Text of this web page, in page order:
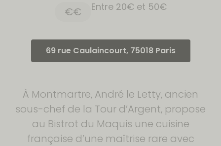
€€ Entre 20€ et 50€
69 rue Caulaincourt, 75018 Paris
À Montmartre, André le Letty, ancien
sous-chef de la Tour d’Argent, propose
au Bistrot du Maquis une cuisine
française d’une maîtrise rare avec